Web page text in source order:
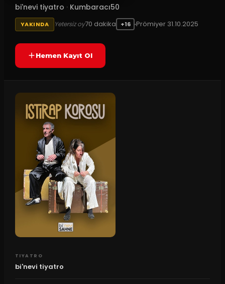
bi'nevi tiyatro · Kumbaracı50
YAKINDA Yetersiz oy70 dakika +16 Prömiyer 31.10.2025
Hemen Kayıt Ol
TIYATRO
bi'nevi tiyatro